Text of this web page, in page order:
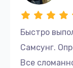
Быстро
Самсунг.
Все